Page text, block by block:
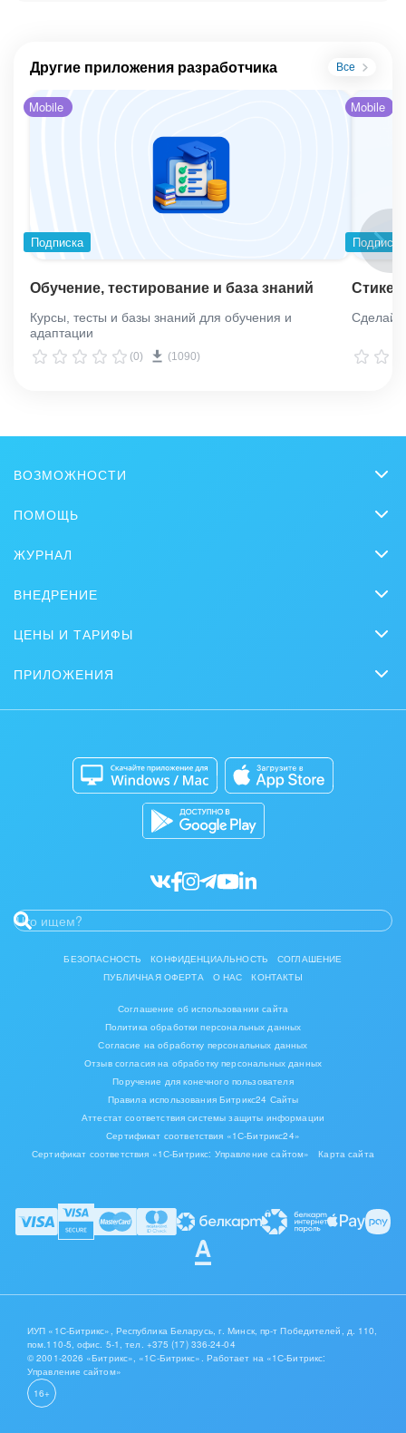
Другие приложения разработчика Все
Mobile
Подписка
Обучение, тестирование и база знаний
Курсы, тесты и базы знаний для обучения и
адаптации
(0) (1090)
Mobile
Подписка
Сделай
ВОЗМОЖНОСТИ
Онлайн-офис
Видеозвонки HD
Задачи и Проекты
Контакт-центр
ПОМОЩЬ
Вебинары
Журнал Битрикс24
ЖУРНАЛ
Продажи
Маркетинг
Нейросети
Кибербезопасность
ВНЕДРЕНИЕ
Партнеры
Стать партнером
Битрикс24 для Энтерпрайз
ЦЕНЫ И ТАРИФЫ
ПРИЛОЖЕНИЯ
Битрикс24 Маркет
Разработчикам приложений
БЕЗОПАСНОСТЬ КОНФИДЕНЦИАЛЬНОСТЬ
СОГЛАШЕНИЕ
ПУБЛИЧНАЯ ОФЕРТА
О НАС КОНТАКТЫ
Соглашение об использовании сайта
Политика обработки персональных данных
Согласие на обработку персональных данных
Отзыв согласия на обработку персональных данных
Поручение для конечного пользователя
Правила использования Битрикс24 Сайты
Аттестат соответствия системы защиты информации
Сертификат соответствия «1С-Битрикс24»
Сертификат соответствия «1С-Битрикс: Управление сайтом»
Карта сайта
ИУП «1С-Битрикс», Республика Беларусь, г. Минск, пр-т Победителей, д. 110,
пом.110-5, офис. 5-1,тел. +375 (17) 336-24-04
© 2001-2026 «Битрикс», «1С-Битрикс». Работает на «1С-Битрикс:
Управление сайтом»
16+